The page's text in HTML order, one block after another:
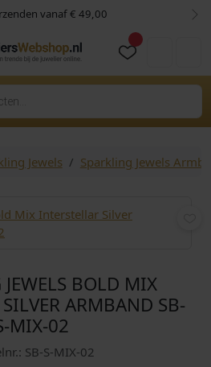
vanaf € 49,00
Jewels Sparkling Jewels
BOLD MIX
ARMBAND SB-
MIX-02
SB-S-MIX-02